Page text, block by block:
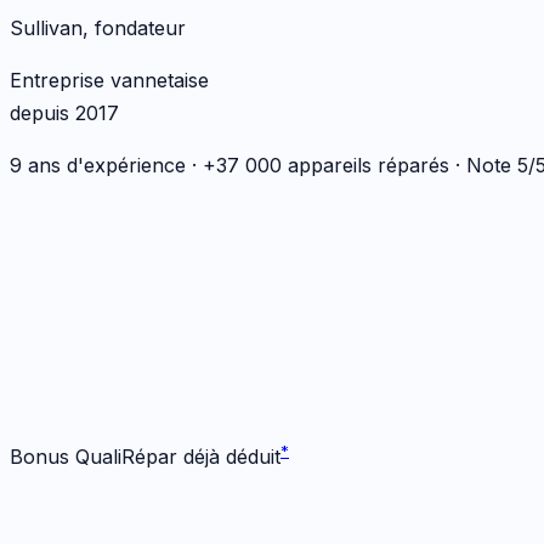
Sullivan, fondateur
Entreprise vannetaise
depuis 2017
9 ans d'expérience · +37 000 appareils réparés · Note
Bonus QualiRépar déjà déduit*